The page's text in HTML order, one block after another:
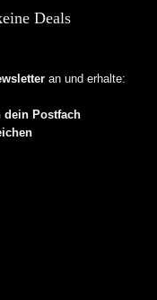
Deals
an und erhalte:
dein Postfach